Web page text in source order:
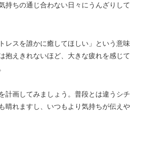
持ちの通じ合わない日々にうんざりして
レスを誰かに癒してほしい」という意味
抱えきれないほど、大きな疲れを感じて
計画してみましょう。普段とは違うシチ
晴れますし、いつもより気持ちが伝えや